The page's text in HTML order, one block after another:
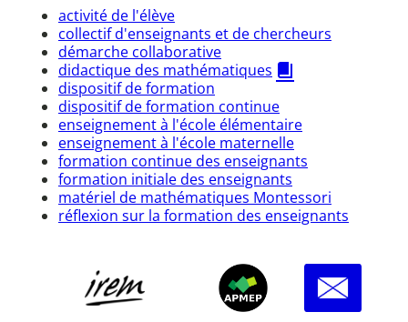
activité de l'élève
collectif d'enseignants et de chercheurs
démarche collaborative
didactique des mathématiques
dispositif de formation
dispositif de formation continue
enseignement à l'école élémentaire
enseignement à l'école maternelle
formation continue des enseignants
formation initiale des enseignants
matériel de mathématiques Montessori
réflexion sur la formation des enseignants